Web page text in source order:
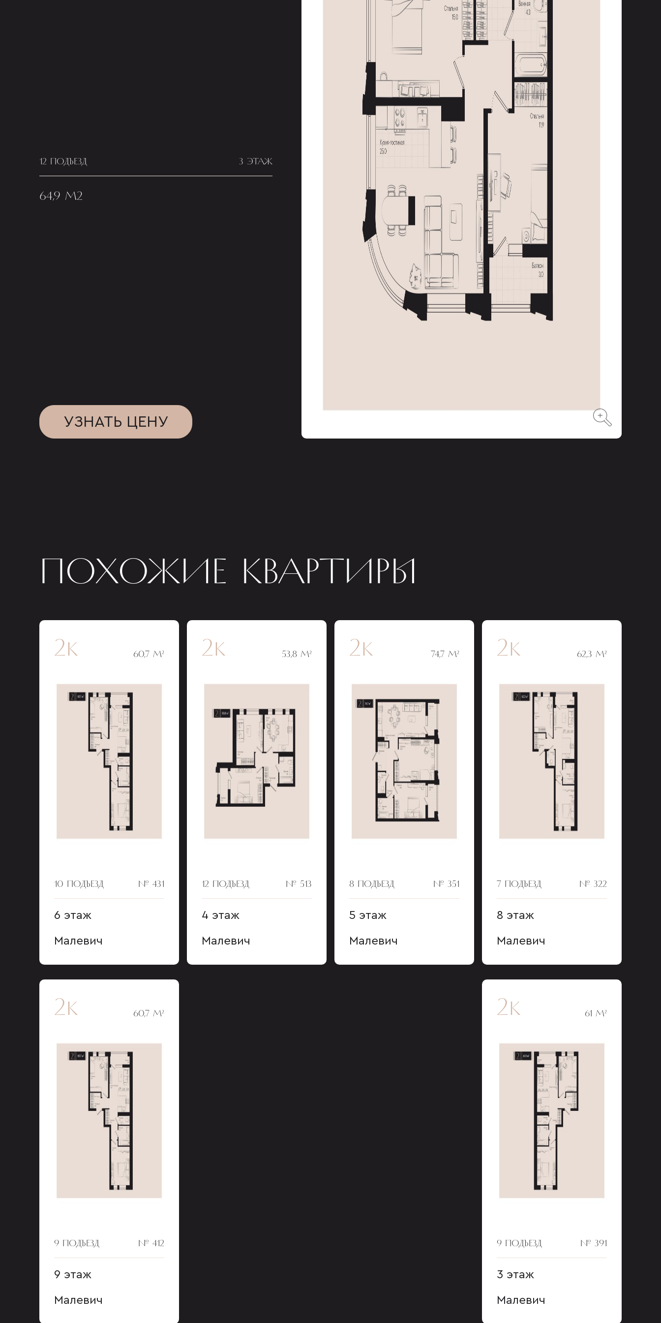
12 ПОДЪЕЗД 3 ЭТАЖ
64,9 М2
УЗНАТЬ ЦЕНУ
ПОХОЖИЕ КВАРТИРЫ
2к 60,7 М²
10 ПОДЪЕЗД № 431
6 этаж
Малевич
2к 53,8 М²
12 ПОДЪЕЗД № 513
4 этаж
Малевич
2к 74,7 М²
8 ПОДЪЕЗД № 351
5 этаж
Малевич
2к 62,3 М²
7 ПОДЪЕЗД № 322
8 этаж
Малевич
2к 60,7 М²
9 ПОДЪЕЗД № 412
9 этаж
Малевич
2к 61 М²
9 ПОДЪЕЗД № 391
3 этаж
Малевич